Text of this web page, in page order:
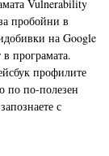
Vulnerability
пробойни в
на Google
програмата.
профилите
по по-полезен
с